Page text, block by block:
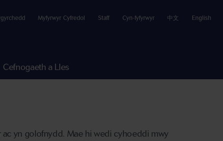
Myfyrwyr Cyfredol Staff Cyn-fyfyrwyr 中文 English
Cefnogaeth a Lles
yn golofnydd. Mae hi wedi cyhoeddi mwy